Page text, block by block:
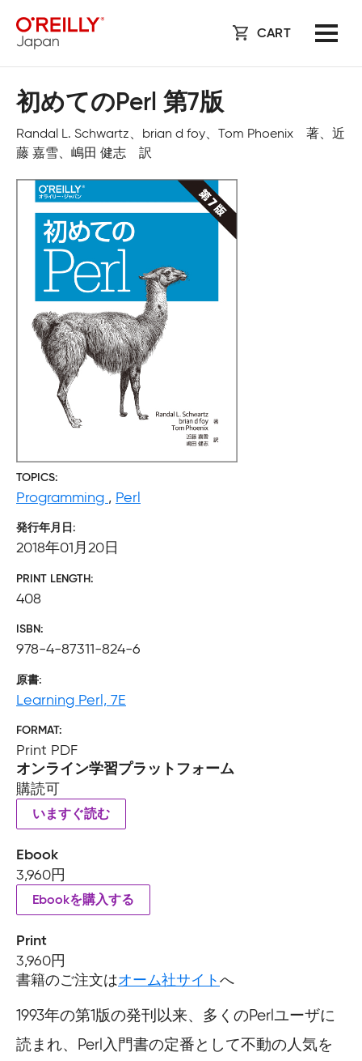
CART
初めてのPerl 第7版
Randal L. Schwartz、brian d foy、Tom Phoenix 著、近
藤 嘉雪、嶋田 健志 訳
TOPICS
Programming , Perl
発行年月日
2018年01月20日
PRINT LENGTH
408
ISBN
978-4-87311-824-6
原書
Learning Perl, 7E
FORMAT
Print PDF
オンライン学習プラットフォーム
購読可
いますぐ読む
Ebook
3,960円
Ebookを購入する
Print
3,960円
書籍のご注文はオーム社サイトへ
1993年の第1版の発刊以来、多くのPerlユーザに
読まれ、Perl入門書の定番として不動の人気を